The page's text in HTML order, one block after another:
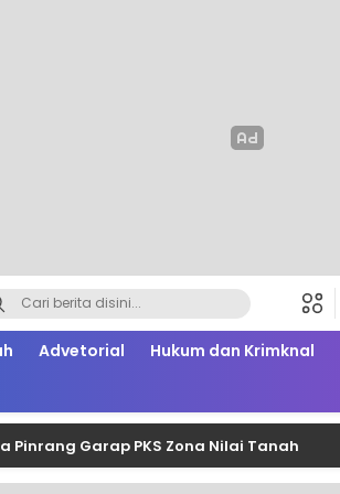
Advetorial Hukum dan Krimknal
Garap PKS Zona Nilai Tanah